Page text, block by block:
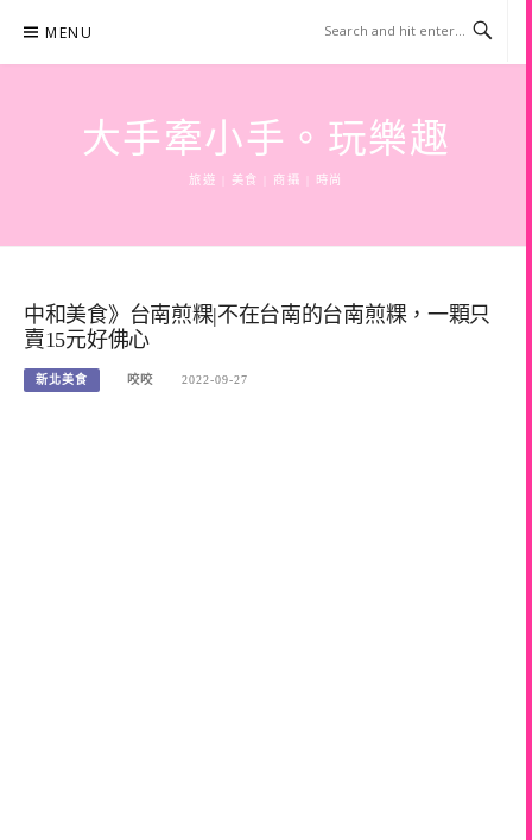
content
MENU
大手牽小手。玩樂趣
旅遊 | 美食 | 商攝 | 時尚
中和美食》台南煎粿|不在台南的台南煎粿，一顆只
賣15元好佛心
新北美食 咬咬 2022-09-27